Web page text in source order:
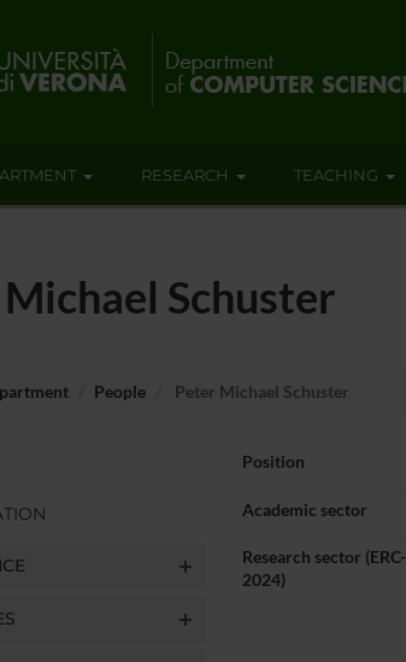
RESEARCH TEACHING
Schuster
People Peter Michael Schuster
Position
Academic sector
Research sector (ERC-
2024)